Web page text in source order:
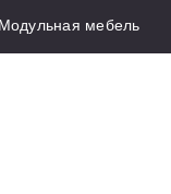
Модульная мебель